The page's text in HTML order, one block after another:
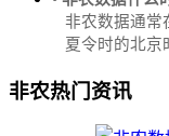
非农数据通常
夏令时的北京
非农热门资讯